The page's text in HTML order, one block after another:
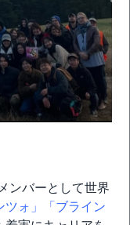
ンバーとして世界
ツォ」
「ブライン